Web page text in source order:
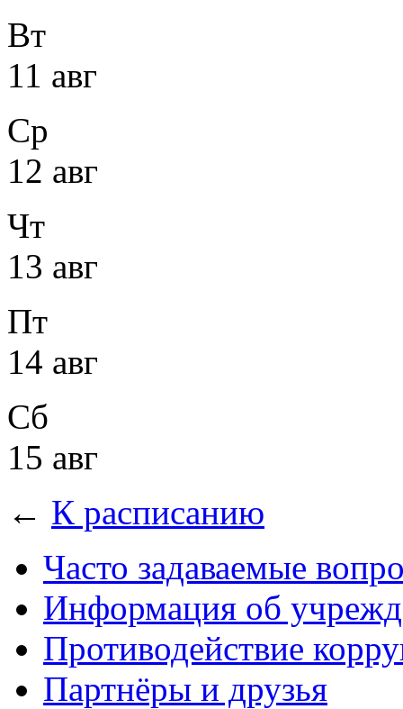
Вт
11 авг
Ср
12 авг
Чт
13 авг
Пт
14 авг
Сб
15 авг
← К расписанию
Часто задаваемые
Информация об
Противодействие
Партнёры и друзья